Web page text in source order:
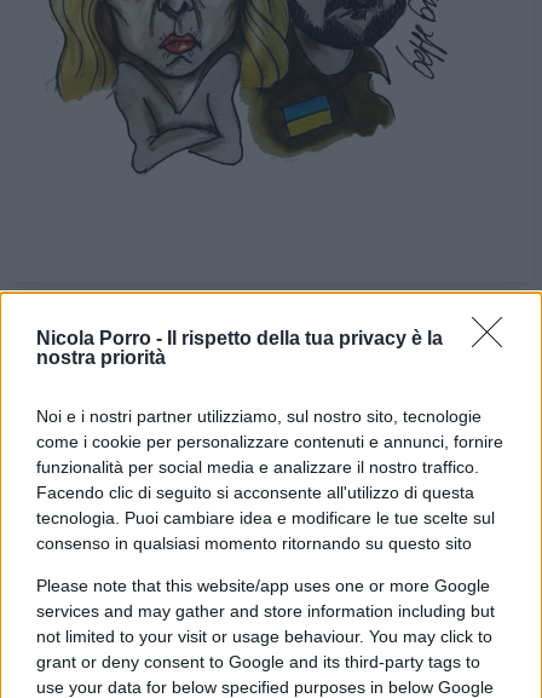
Nicola Porro -
Il rispetto della tua privacy è la
nostra priorità
Noi e i nostri partner utilizziamo, sul nostro sito, tecnologie
come i cookie per personalizzare contenuti e annunci, fornire
funzionalità per social media e analizzare il nostro traffico.
Facendo clic di seguito si acconsente all'utilizzo di questa
tecnologia. Puoi cambiare idea e modificare le tue scelte sul
consenso in qualsiasi momento ritornando su questo sito
Please note that this website/app uses one or more Google
services and may gather and store information including but
not limited to your visit or usage behaviour. You may click to
grant or deny consent to Google and its third-party tags to
use your data for below specified purposes in below Google
VIGNETTA DEL
Le vignette satiriche diBeppe Fantin, illustratore
trevigiano, nascono dalla passione dell'autore per
dare voce a situazioni, non solo politiche, attraverso i
disegni utilizzando da sempre la tecnica riconoscibile
dell'acquerello. Orgogliosamente un liberale di
centrodestra, il vignettista non fatica a trovare le sue
ispirazioni dall’attuale sinistra, che a suo dire, mai
come in questo momento sta dando il “meglio” di sé.